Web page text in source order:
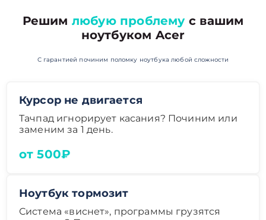
Решим любую проблему с вашим
ноутбуком Acer
С гарантией починим поломку ноутбука любой сложности
Курсор не двигается
Тачпад игнорирует касания? Починим или
заменим за 1 день.
от 500₽
Ноутбук тормозит
Система «виснет», программы грузятся